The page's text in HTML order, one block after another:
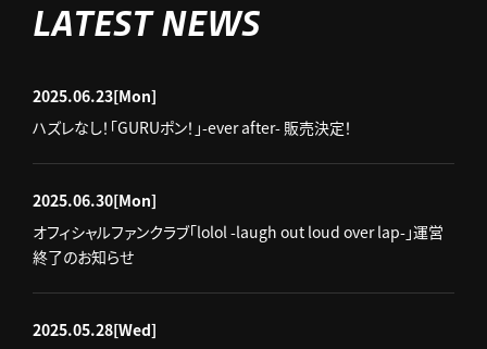
LATEST NEWS
2025.06.23[Mon]
ハズレなし！「GURUポン！」-ever after- 販売決定！
2025.06.30[Mon]
オフィシャルファンクラブ「lolol -laugh out loud over lap-」運営
終了のお知らせ
2025.05.28[Wed]